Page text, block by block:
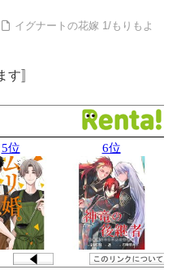
イグナートの花嫁 1/もりもよ
す〛